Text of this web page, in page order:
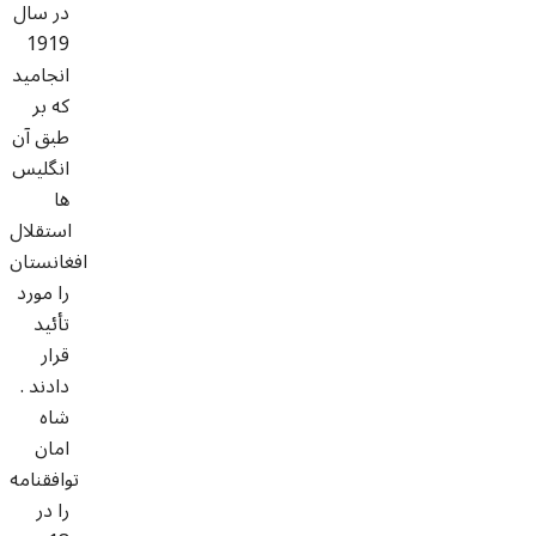
در سال
1919
انجامید
که بر
طبق آن
انگليس
ها
استقلال
افغانستان
را مورد
تأئيد
قرار
دادند .
شاه
امان
توافقنامه
را در